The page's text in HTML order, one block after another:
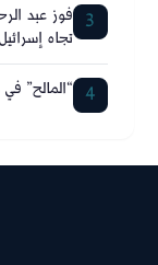
3 فوز عبد
تجاه
4 “المالح”